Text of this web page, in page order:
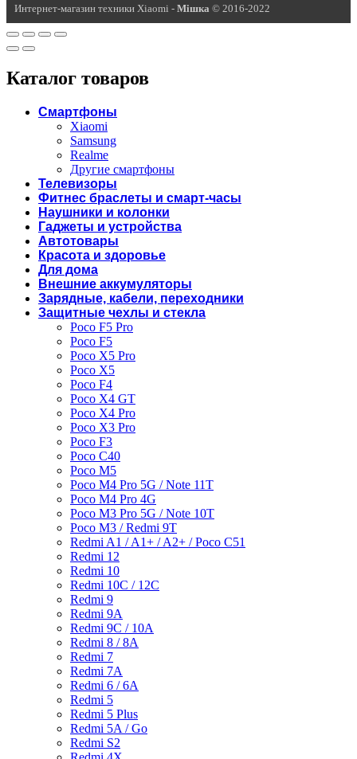
Интернет-магазин техники Xiaomi - Miшка © 2016-2022
Каталог товаров
Смартфоны
Xiaomi
Samsung
Realme
Другие смартфоны
Телевизоры
Фитнес браслеты и смарт-часы
Наушники и колонки
Гаджеты и устройства
Автотовары
Красота и здоровье
Для дома
Внешние аккумуляторы
Зарядные, кабели, переходники
Защитные чехлы и стекла
Poco F5 Pro
Poco F5
Poco X5 Pro
Poco X5
Poco F4
Poco X4 GT
Poco X4 Pro
Poco X3 Pro
Poco F3
Poco C40
Poco M5
Poco M4 Pro 5G / Note 11T
Poco M4 Pro 4G
Poco M3 Pro 5G / Note 10T
Poco M3 / Redmi 9T
Redmi A1 / A1+ / A2+ / Poco C51
Redmi 12
Redmi 10
Redmi 10C / 12C
Redmi 9
Redmi 9A
Redmi 9C / 10A
Redmi 8 / 8A
Redmi 7
Redmi 7A
Redmi 6 / 6A
Redmi 5
Redmi 5 Plus
Redmi 5A / Go
Redmi S2